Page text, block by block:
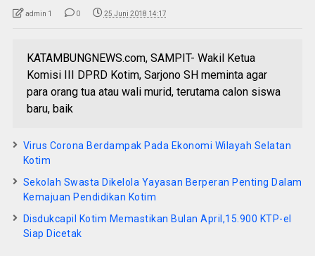
admin 1 0 25 Juni 2018 14:17
KATAMBUNGNEWS.com, SAMPIT- Wakil Ketua
Komisi III DPRD Kotim, Sarjono SH meminta agar
para orang tua atau wali murid, terutama calon siswa
baru, baik
Virus Corona Berdampak Pada Ekonomi Wilayah Selatan
Kotim
Sekolah Swasta Dikelola Yayasan Berperan Penting Dalam
Kemajuan Pendidikan Kotim
Disdukcapil Kotim Memastikan Bulan April,15.900 KTP-el
Siap Dicetak